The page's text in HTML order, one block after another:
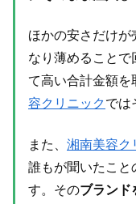
ほかの安さだけ
なり薄めることで
て高い合計金額を
容クリニックでは
また、 湘南美容ク
誰もが聞いたこと
す。そのブランド